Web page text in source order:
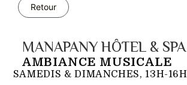
Retour
MANAPANY HÔTEL & SPA
AMBIANCE MUSICALE
SAMEDIS & DIMANCHES, 13H-16H